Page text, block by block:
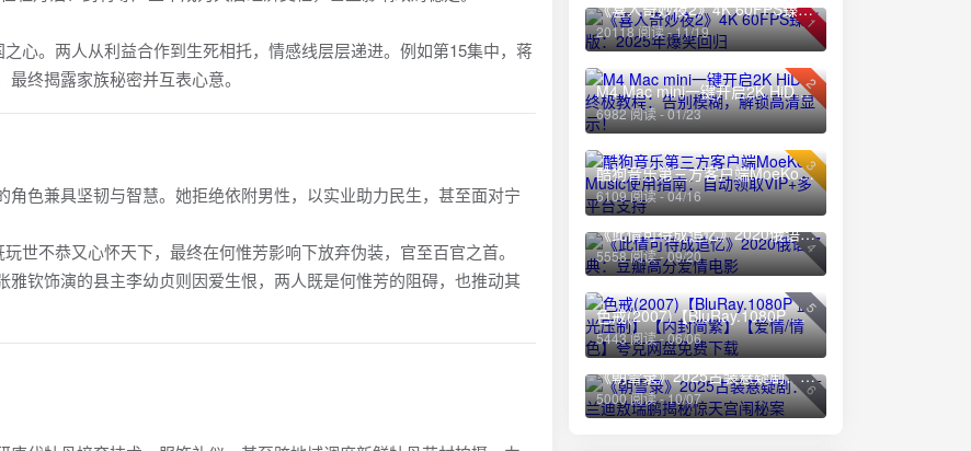
心。两人从利益合作到生死相托，情感线层层递进。例如第15集中，蒋
终揭露家族秘密并互表心意。
角色兼具坚韧与智慧。她拒绝依附男性，以实业助力民生，甚至面对宁
世不恭又心怀天下，最终在何惟芳影响下放弃伪装，官至百官之首。
雅钦饰演的县主李幼贞则因爱生恨，两人既是何惟芳的阻碍，也推动其
1
《喜人奇妙夜2》4K 60FPS臻彩版：2025年爆笑回归
20118 阅读 - 11/19
2
M4 Mac mini一键开启2K HiDPI终极教程：告别模糊，解锁高清显示！
6982 阅读 - 01/23
3
酷狗音乐第三方客户端MoeKoe Music使用指南：自动领取VIP+多平台支持
6109 阅读 - 04/16
4
《此情可待成追忆》2020俄语经典：豆瓣高分爱情电影
5558 阅读 - 09/20
5
色戒(2007)【BluRay.1080P 蓝光压制】【内封简繁】【爱情/情色】夸克网盘免费下载
5443 阅读 - 06/06
6
《朝雪录》2025古装悬疑剧：李兰迪敖瑞鹏揭秘惊天宫闱秘案
5000 阅读 - 10/07